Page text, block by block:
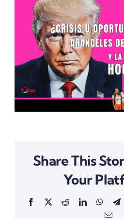
Share This
Your
Facebook
X RedditLinkedIn